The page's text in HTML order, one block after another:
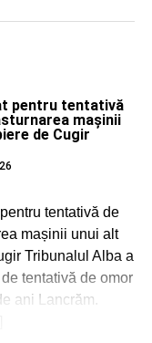
pentru tentativă
mașinii
de Cugir
tentativă de
mașinii unui alt
Tribunalul Alba a
tentativă de omor
ani Lancrăm.